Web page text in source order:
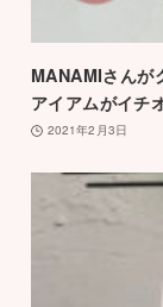
MANAMIさんが
アイアムがイチ
2021年2月3日